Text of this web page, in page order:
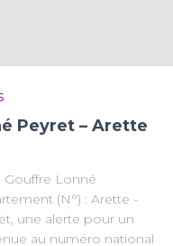
Peyret – Arette
Gouffre Lonné
(N°) : Arette -
une alerte pour un
au numéro national